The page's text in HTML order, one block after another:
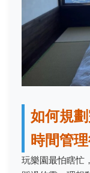
如何規
時間管
玩樂園最怕瞎忙